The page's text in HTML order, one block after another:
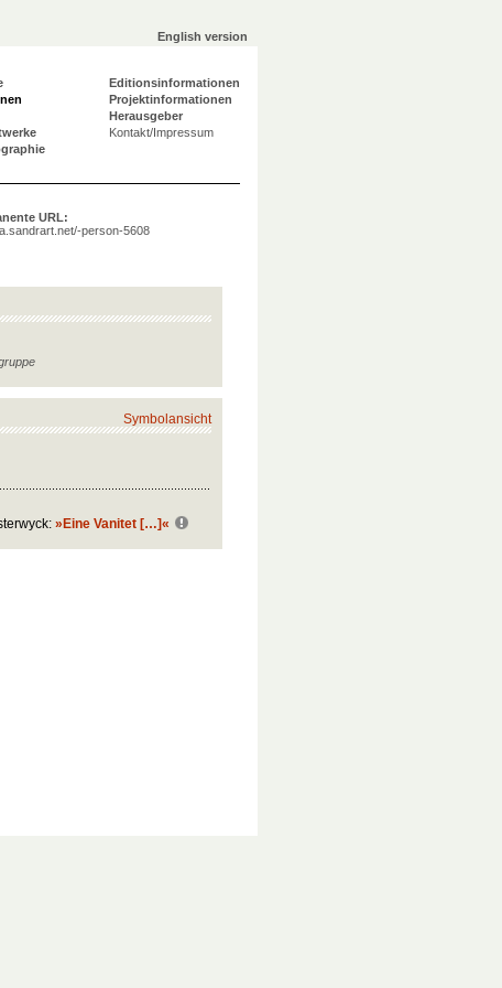
English version
Editionsinformationen
Projektinformationen
Herausgeber
Kontakt/Impressum
URL:
person-5608
Symbolansicht
»Eine Vanitet […]«